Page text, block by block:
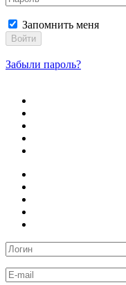
Запомнить меня
Войти
Забыли пароль?